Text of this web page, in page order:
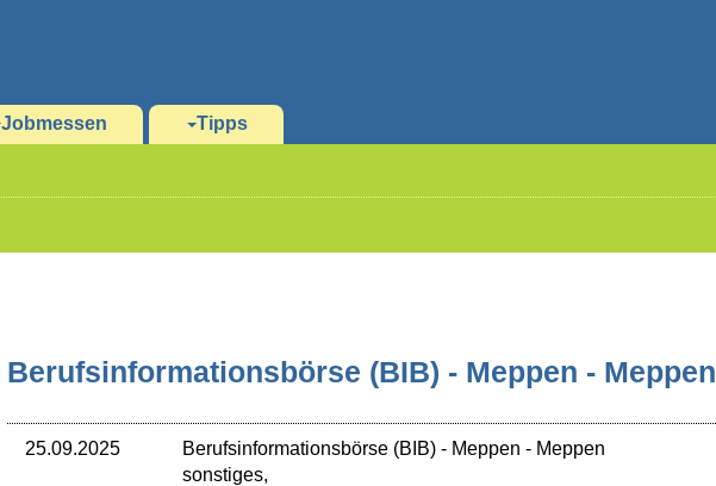
Jobmessen Tipps
Berufsinformationsbörse (BIB) - Meppen - Meppen
25.09.2025 Berufsinformationsbörse (BIB) - Meppen - Meppen
sonstiges,